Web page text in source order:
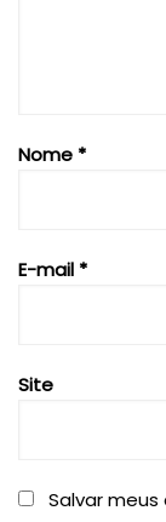
Nome *
E-mail *
Site
Salvar